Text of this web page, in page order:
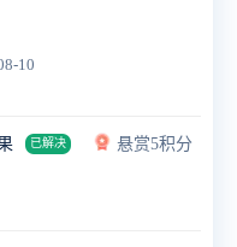
10
已解决
悬赏5积分